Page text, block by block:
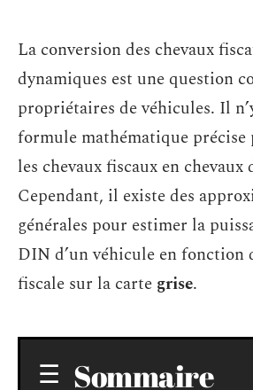
La conversion des chevaux
dynamiques est une question
propriétaires de véhicules. Il
formule mathématique
les chevaux fiscaux en chevaux
Cependant, il existe des
générales pour estimer la
DIN d’un véhicule en fonction
fiscale sur la carte grise.
Sommaire